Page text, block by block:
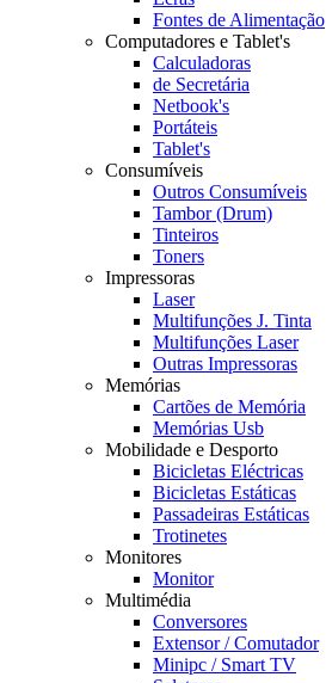
Fontes de Alimentação
Computadores e Tablet's
Calculadoras
de Secretária
Netbook's
Portáteis
Tablet's
Consumíveis
Outros Consumíveis
Tambor (Drum)
Tinteiros
Toners
Impressoras
Laser
Multifunções J. Tinta
Multifunções Laser
Outras Impressoras
Memórias
Cartões de Memória
Memórias Usb
Mobilidade e Desporto
Bicicletas Eléctricas
Bicicletas Estáticas
Passadeiras Estáticas
Trotinetes
Monitores
Monitor
Multimédia
Conversores
Extensor / Comutador
Minipc / Smart TV